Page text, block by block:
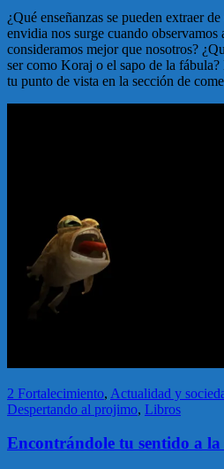
¿Qué enseñanzas se pueden extraer
envidia nos surge cuando observamos
consideramos mejor que nosotros?
ser como Koraj o el sapo de la
tu punto de vista en la sección de
2 Fortalecimiento, Actualidad y
Despertando al projimo, Libros
Encontrándole tu sentido a